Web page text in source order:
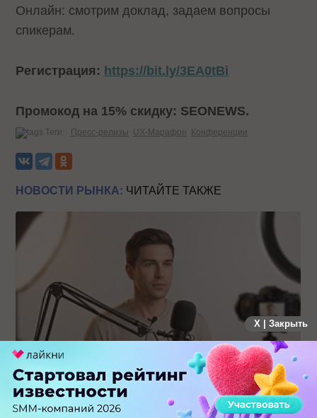
Онлайн: смотрим доклад, задаем вопросы
спикерам.
Регистрация: https://bit.ly/3EA0tBi
Промокод на 15% скидку: SEONEWS.
Теги: Пресс-релизы UX-Марафон Конференции
НОВОСТИ РЫНКА: ЧИТАЙТЕ ТАКЖЕ
Российский рынок инфлюенс-маркетинга вошел в фазу
стагнации после нескольких лет роста
X | Закрыть